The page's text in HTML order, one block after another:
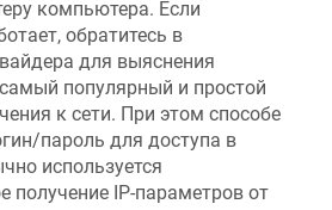
компьютера. Если
обратитесь в
для выяснения
популярный и простой
к сети. При этом способе
пароль для доступа в
используется
получение IP-параметров от